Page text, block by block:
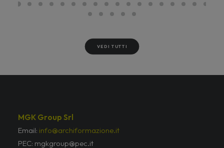
VEDI TUTTI
MGK Group Srl
Email: info@archiformazione.it
PEC: mgkgroup@pec.it